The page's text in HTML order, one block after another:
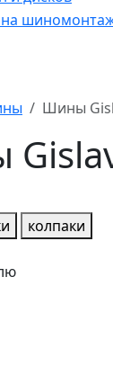
Шины
колпаки